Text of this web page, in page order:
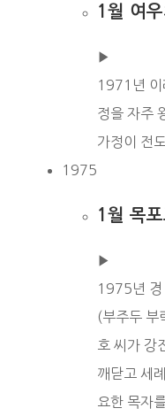
1월 여
▶︎
1971년 이
정을 자주
가정이 전
1975
1월 목
▶︎
1975년 경
(부주두 부
호 씨가 강
깨닫고 세
요한 목자